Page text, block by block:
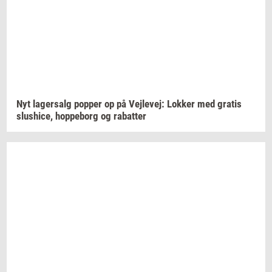
Nyt la­ger­salg pop­per op på Vej­le­vej: Lok­ker med gra­tis
slus­hi­ce, hop­pe­borg og ra­bat­ter